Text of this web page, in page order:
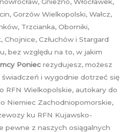
Gorzów Wielkopolski, Wałcz,
Trzcianka, Oborniki,
Chojnice, Człuchów i Stargard
bez względu na to, w jakim
Poniec rezydujesz, możesz
i wygodnie dotrzeć się
RFN Wielkopolskie, autokary do
Niemiec Zachodniopomorskie,
ku RFN Kujawsko-
pewne z naszych osiągalnych